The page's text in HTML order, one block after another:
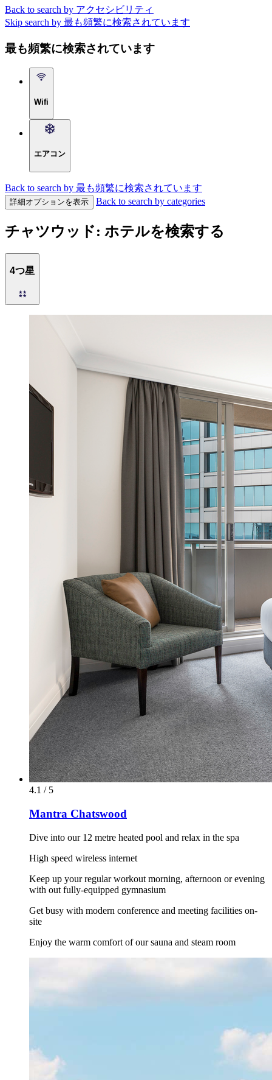
Back to search by アクセシビリティ
Skip search by 最も頻繁に検索されています
最も頻繁に検索されています
Wifi
エアコン
Back to search by 最も頻繁に検索されています
詳細オプションを表示 Back to search by categories
チャツウッド: ホテルを検索する
4つ星
4.1 / 5
Mantra Chatswood
Dive into our 12 metre heated pool and relax in the spa
High speed wireless internet
Keep up your regular workout morning, afternoon or evening
with out fully-equipped gymnasium
Get busy with modern conference and meeting facilities on-
site
Enjoy the warm comfort of our sauna and steam room